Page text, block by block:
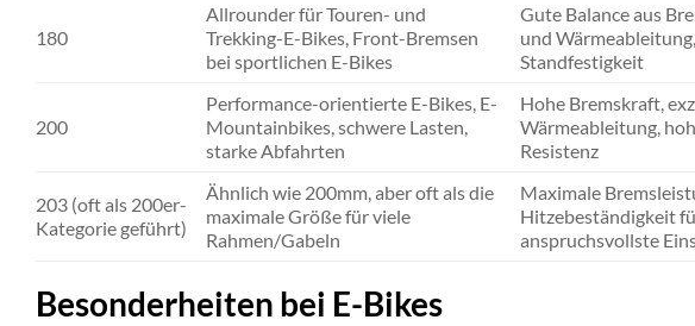
180
Allrounder für Touren- und
Trekking-E-Bikes, Front-Bremsen
bei sportlichen E-Bikes
Gute Balance aus
und
Standfestigkeit
200
Performance-orientierte E-Bikes, E-
Mountainbikes, schwere Lasten,
starke Abfahrten
Hohe Bremskraft,
Wärmeableitung,
Resistenz
203 (oft als 200er-
Kategorie geführt)
Ähnlich wie 200mm, aber oft als die
maximale Größe für viele
Rahmen/Gabeln
Maximale
Hitzebeständigkeit
anspruchsvollste
Besonderheiten bei E-Bikes